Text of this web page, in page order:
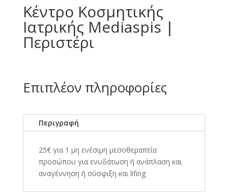
Κέντρο Κοσμητικής
Ιατρικής Mediaspis |
Περιστέρι
Επιπλέον πληροφορίες
Περιγραφή
25€ για 1 μη ενέσιμη μεσοθεραπεία
προσώπου για ενυδάτωση ή ανάπλαση και
αναγέννηση ή σύσφιξη και lifing